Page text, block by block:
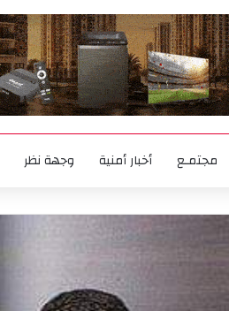
مجتمـع أخبار أمنية وجهة نظر